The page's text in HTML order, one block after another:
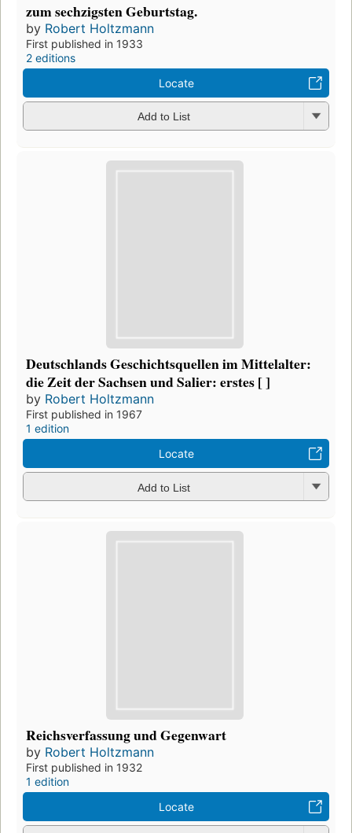
zum sechzigsten Geburtstag.
by Robert Holtzmann
First published in 1933
2 editions
Locate
Add to List
Deutschlands Geschichtsquellen im Mittelalter:
die Zeit der Sachsen und Salier: erstes [ ]
by Robert Holtzmann
First published in 1967
1 edition
Locate
Add to List
Reichsverfassung und Gegenwart
by Robert Holtzmann
First published in 1932
1 edition
Locate